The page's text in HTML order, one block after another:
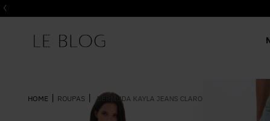
ROUPAS BERMUDA KAYLA JEANS CLARO